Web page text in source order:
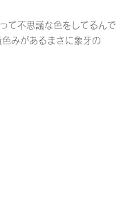
て不思議な色をしてるんで
みがあるまさに象牙の